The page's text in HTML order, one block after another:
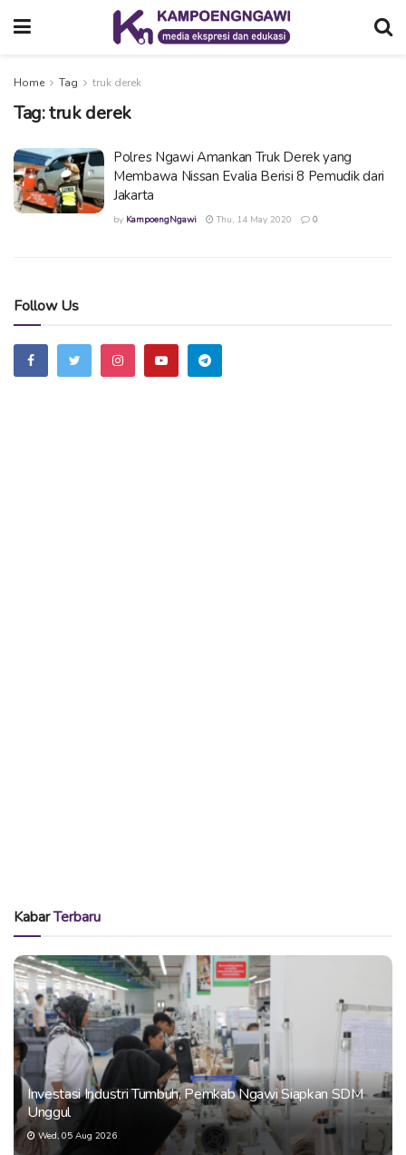
Home Tag truk derek
Tag:truk derek
Polres Ngawi Amankan Truk Derek yang
Membawa Nissan Evalia Berisi 8 Pemudik dari
Jakarta
by KampoengNgawi Thu, 14 May 2020 0
Follow Us
KabarTerbaru
Investasi Industri Tumbuh, Pemkab Ngawi Siapkan SDM
Unggul
Wed, 05 Aug 2026